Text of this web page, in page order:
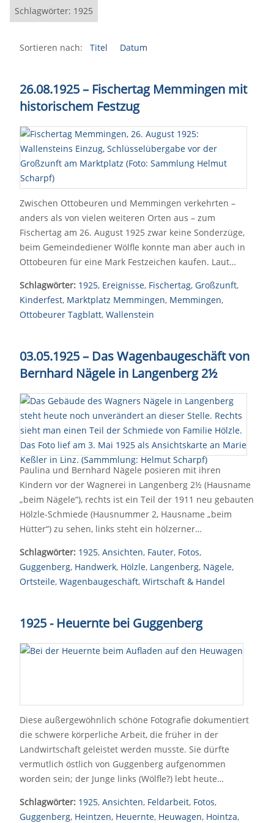
Schlagwörter: 1925
Sortieren nach: Titel Datum
26.08.1925 – Fischertag Memmingen mit
historischem Festzug
Zwischen Ottobeuren und Memmingen verkehrten –
anders als von vielen weiteren Orten aus – zum
Fischertag am 26. August 1925 zwar keine Sonderzüge,
beim Gemeindediener Wölfle konnte man aber auch in
Ottobeuren für eine Mark Festzeichen kaufen. Laut…
Schlagwörter: 1925, Ereignisse, Fischertag, Großzunft,
Kinderfest, Marktplatz Memmingen, Memmingen,
Ottobeurer Tagblatt, Wallenstein
03.05.1925 – Das Wagenbaugeschäft von
Bernhard Nägele in Langenberg 2½
Paulina und Bernhard Nägele posieren mit ihren
Kindern vor der Wagnerei in Langenberg 2½ (Hausname
„beim Nägele“), rechts ist ein Teil der 1911 neu gebauten
Hölzle-Schmiede (Hausnummer 2, Hausname „beim
Hütter“) zu sehen, links steht ein hölzerner…
Schlagwörter: 1925, Ansichten, Fauter, Fotos,
Guggenberg, Handwerk, Hölzle, Langenberg, Nägele,
Ortsteile, Wagenbaugeschäft, Wirtschaft & Handel
1925 - Heuernte bei Guggenberg
Diese außergewöhnlich schöne Fotografie dokumentiert
die schwere körperliche Arbeit, die früher in der
Landwirtschaft geleistet werden musste. Sie dürfte
vermutlich östlich von Guggenberg aufgenommen
worden sein; der Junge links (Wölfle?) lebt heute…
Schlagwörter: 1925, Ansichten, Feldarbeit, Fotos,
Guggenberg, Heintzen, Heuernte, Heuwagen, Hointza,